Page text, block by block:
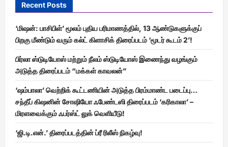
Recent Posts
‘மிஷன்: பாசிபிள்’ மூலம் புதிய பரிமாணத்தில், 13 ஆண்டுகளுக்குப்
பிறகு மீண்டும் வரும் கல்ட் கிளாசிக் திரைப்படம் ‘மூடர் கூடம் 2’!
பிர்லா ஸ்டுடியோஸ் மற்றும் நீலம் ஸ்டுடியோஸ் இணைந்து வழங்கும்
அடுத்த திரைப்படம் “மக்கள் காவலன்”
‘ஷம்பாலா’ வெற்றிக் கூட்டணியின் அடுத்த பிரம்மாண்ட படைப்பு…
சந்தீப் கிஷனின் சோஷியோ ஃபேண்டஸி திரைப்படம் ‘கரிகாலா’ –
மிரளவைக்கும் ஃபர்ஸ்ட் லுக் வெளியீடு!
‘ஜி.டி.என்.’ திரைப்படத்தின் ப்ரீ ரிலீஸ் நிகழ்வு!